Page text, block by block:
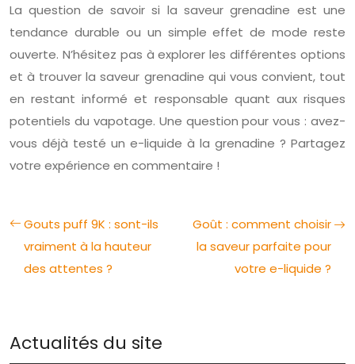
La question de savoir si la saveur grenadine est une
tendance durable ou un simple effet de mode reste
ouverte. N’hésitez pas à explorer les différentes options
et à trouver la saveur grenadine qui vous convient, tout
en restant informé et responsable quant aux risques
potentiels du vapotage. Une question pour vous : avez-
vous déjà testé un e-liquide à la grenadine ? Partagez
votre expérience en commentaire !
Gouts puff 9K : sont-ils
vraiment à la hauteur
des attentes ?
Goût : comment choisir
la saveur parfaite pour
votre e-liquide ?
Actualités du site